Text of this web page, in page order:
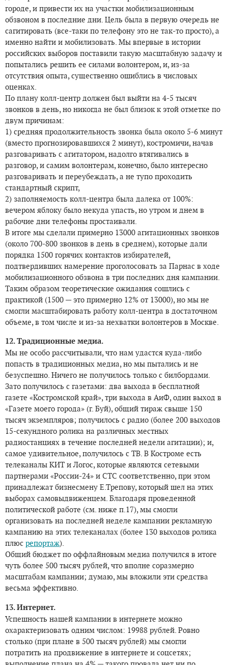
городе, и привести их на участки мобилизационным
обзвоном в последние дни. Цель была в первую очередь не
сагитировать (все-таки по телефону это не так-то просто), а
именно найти и мобилизовать. Мы впервые в истории
российских выборов поставили такую масштабную задачу и
попытались решить ее силами волонтером, и, из-за
отсутствия опыта, существенно ошиблись в числовых
оценках.
По плану колл-центр должен был выйти на 4-5 тысяч
звонков в день, но никогда не был близок к этой отметке по
двум причинам:
1) средняя продолжительность звонка была около 5-6 минут
(вместо прогнозировавшихся 2 минут), костромичи, начав
разговаривать с агитатором, надолго втягивались в
разговор, и самим волонтерам, конечно, было интересно
разговаривать и переубеждать, а не тупо проходить
стандартный скрипт,
2) заполняемость колл-центра была далека от 100%:
вечером яблоку было некуда упасть, но утром и днем в
рабочие дни телефоны простаивали.
В итоге мы сделали примерно 13000 агитационных звонков
(около 700-800 звонков в день в среднем), которые дали
порядка 1500 горячих контактов избирателей,
подтвердивших намерение проголосовать за Парнас в ходе
мобилизационного обзвона в три последних дня кампании.
Таким образом теоретические ожидания сошлись с
практикой (1500 — это примерно 12% от 13000), но мы не
смогли масштабировать работу колл-центра в достаточном
объеме, в том числе и из-за нехватки волонтеров в Москве.
12. Традиционные медиа.
Мы не особо рассчитывали, что нам удастся куда-либо
попасть в традиционных медиа, но мы пытались и не
безуспешно. Ничего не получилось только с билбордами.
Зато получилось с газетами: два выхода в бесплатной
газете «Костромской край», три выхода в АиФ, один выход в
«Газете моего города» (г. Буй), общий тираж свыше 150
тысяч экземпляров; получилось с радио (более 200 выходов
15-секундного ролика на различных местных
радиостанциях в течение последней недели агитации); и,
самое удивительное, получилось с ТВ. В Костроме есть
телеканалы КИТ и Логос, которые являются сетевыми
партнерами «России-24» и СТС соответственно, при этом
принадлежат бизнесмену Е.Трепову, который шел на этих
выборах самовыдвиженцем. Благодаря проведенной
политической работе (см. ниже п.17), мы смогли
организовать на последней неделе кампании рекламную
кампанию на этих телеканалах (более 130 выходов ролика
плюс репортаж).
Общий бюджет по оффлайновым медиа получился в итоге
чуть более 500 тысяч рублей, что вполне соразмерно
масштабам кампании; думаю, мы вложили эти средства
весьма эффективно.
13. Интернет.
Успешность нашей кампании в интернете можно
охарактеризовать одним числом: 19988 рублей. Ровно
столько (при плане в 500 тысяч рублей) мы смогли
потратить на продвижение в интернете и соцсетях;